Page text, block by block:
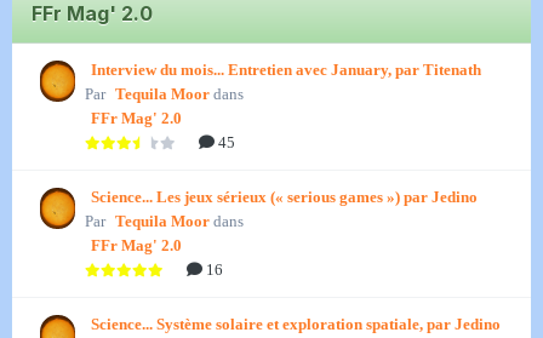
FFr Mag' 2.0
Interview du mois... Entretien avec January, par Titenath
Par Tequila Moor dans
FFr Mag' 2.0
45
Science... Les jeux sérieux (« serious games ») par Jedino
Par Tequila Moor dans
FFr Mag' 2.0
16
Science... Système solaire et exploration spatiale, par Jedino